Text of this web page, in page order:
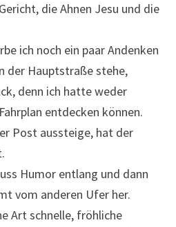
die Ahnen Jesu und die
ich noch ein paar Andenken
der Hauptstraße stehe,
denn ich hatte weder
entdecken können.
Post aussteige, hat der
Humor entlang und dann
vom anderen Ufer her.
Art schnelle, fröhliche